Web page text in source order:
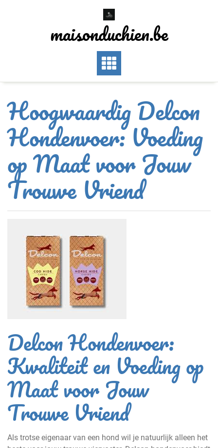
maisonduchien.be
Hoogwaardig Delcon
Hondenvoer: Voeding
op Maat voor Jouw
Trouwe Vriend
Delcon Hondenvoer:
Kwaliteit en Voeding op
Maat voor Jouw
Trouwe Vriend
Als trotse eigenaar van een hond wil je natuurlijk alleen het